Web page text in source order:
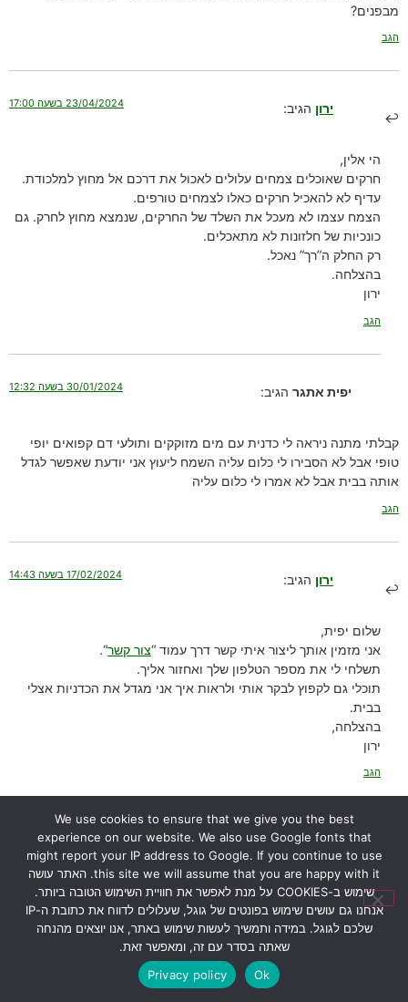
מבפנים?
הגב
ירון הגיב: 23/04/2024 בשעה 17:00
הי אלין,
חרקים שאוכלים צמחים עלולים לאכול את דרכם אל מחוץ למלכודת.
עדיף לא להאכיל חרקים כאלו לצמחים טורפים.
הצמח עצמו לא מעכל את השלד של החרקים, שנמצא מחוץ לחרק. גם
כונכיות של חלזונות לא מתאכלים.
רק החלק ה”רך” נאכל.
בהצלחה.
ירון
הגב
יפית אתגר הגיב: 30/01/2024 בשעה 12:32
קבלתי מתנה ניראה לי כדנית עם מים מזוקקים ותולעי דם קפואים יופי
טופי אבל לא הסבירו לי כלום עליה השמח ליעוץ אני יודעת שאפשר לגדל
אותה בבית אבל לא אמרו לי כלום עליה
הגב
ירון הגיב: 17/02/2024 בשעה 14:43
שלום יפית,
אני מזמין אותך ליצור איתי קשר דרך עמוד “צור קשר“.
תשלחי לי את מספר הטלפון שלך ואחזור אליך.
תוכלי גם לקפוץ לבקר אותי ולראות איך אני מגדל את הכדניות אצלי
בבית.
בהצלחה,
ירון
הגב
אורי דרור הגיב: 26/01/2024 בשעה 12:52
הי ירון הכדנית
שלי נראת טוב ומוציאה עלים חדשים, אבל בכל זאת הגבעול שעליו נוצרים
הכדים משחיר, והעלה עצמו נראה טוב
We use cookies to ensure that we give you the best
experience on our website. We also use Google fonts that
might report your IP address to Google. If you continue to use
this site we will assume that you are happy with it. האתר עושה
שימוש ב-COOKIES על מנת לאפשר את חוויית השימוש הטובה ביותר.
אנחנו גם עושים שימוש בפונטים של גוגל, שעלולים לדווח את כתובת ה-IP
שלכם לגוגל. במידה ותמשיך לעשות שימוש באתר, אנו יוצאים מהנחה
שאתה בסדר עם זה, ומאפשר זאת.
Ok
Privacy policy